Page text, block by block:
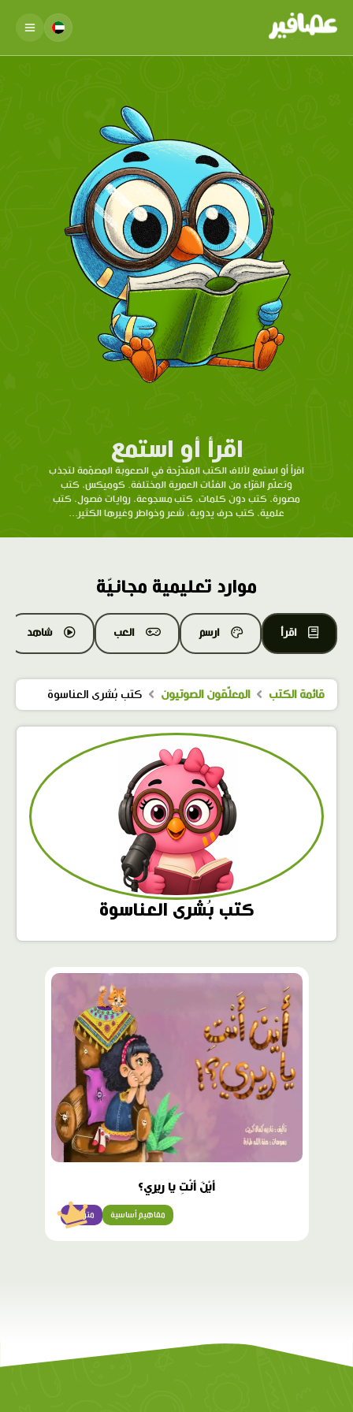
اقرأ أو استمع
اقرأ أو استمع لآلاف الكتب المتدرّحة في الصعوبة المصمّمة لتجذب
وتعلّم القرّاء من الفئات العمرية المختلفة. كوميكس، كتب
مصورة، كتب دون كلمات، كتب مسجوعة، روايات فصول، كتب
علمية، كتب حرف يدوية، شعر وخواطر وغيرها الكثير...
موارد تعليمية مجانيّة
اقرأ ارسم العب شاهد
قائمة الكتب المعلّقون الصوتيون كتب بُشرى العناسوة
كتب بُشرى العناسوة
محتوى
مميّز
أَيْنَ أَنْتِ يا ريري؟
متوسّط مفاهيم أساسية